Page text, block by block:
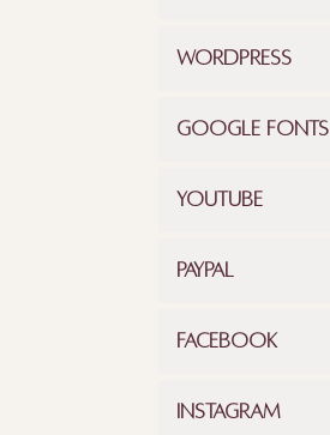
Word­Press
Goog­le Fonts
You­Tube
Pay­Pal
Face­book
Insta­gram